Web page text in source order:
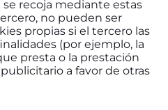
recoja mediante estas
no pueden ser
propias si el tercero las
(por ejemplo, la
presta o la prestación
a favor de otras